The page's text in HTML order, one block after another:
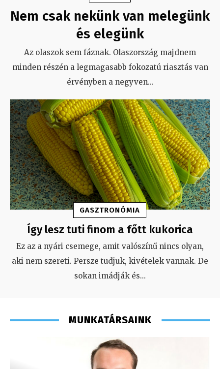
Nem csak nekünk van melegünk
és elegünk
Az olaszok sem fáznak. Olaszország majdnem
minden részén a legmagasabb fokozatú riasztás van
érvényben a negyven...
GASZTRONÓMIA
Így lesz tuti finom a főtt kukorica
Ez az a nyári csemege, amit valószínű nincs olyan,
aki nem szereti. Persze tudjuk, kivételek vannak. De
sokan imádják és...
MUNKATÁRSAINK